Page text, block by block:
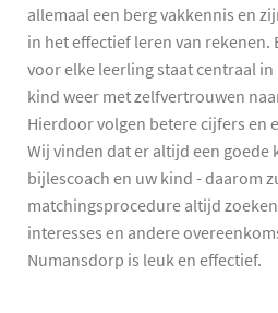
allemaal een berg vakkennis en
in het effectief leren van
voor elke leerling staat centraal
kind weer met zelfvertrouwen
Hierdoor volgen betere cijfers en
Wij vinden dat er altijd een goede
bijlescoach en uw kind - daarom
matchingsprocedure altijd
interesses en andere
Numansdorp is leuk en effectief.